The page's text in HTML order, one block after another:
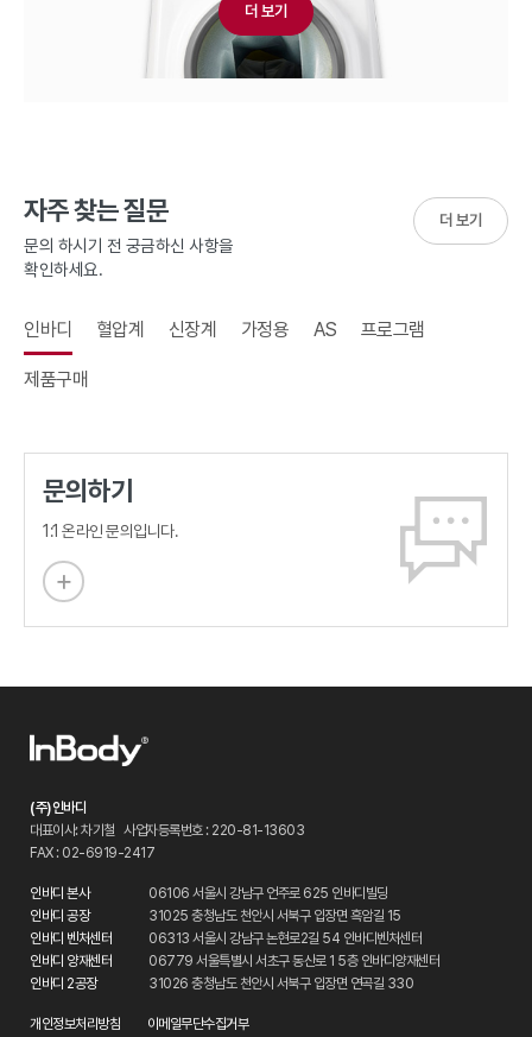
더 보기
자주 찾는 질문
문의 하시기 전 궁금하신 사항을
확인하세요.
인바디 혈압계 신장계 가정용 AS 프로그램
제품구매
더 보기
문의하기
1:1 온라인 문의입니다.
(주)인바디
대표이사: 차기철 사업자등록번호 : 220-81-13603
FAX : 02-6919-2417
인바디 본사
06106 서울시 강남구 언주로 625 인바디빌딩
인바디 공장
31025 충청남도 천안시 서북구 입장면 흑암길 15
인바디 벤처센터
06313 서울시 강남구 논현로2길 54 인바디벤처센터
인바디 양재센터
06779 서울특별시 서초구 동산로 1 5층 인바디양재센터
인바디 2공장
31026 충청남도 천안시 서북구 입장면 연곡길 330
개인정보처리방침 이메일무단수집거부